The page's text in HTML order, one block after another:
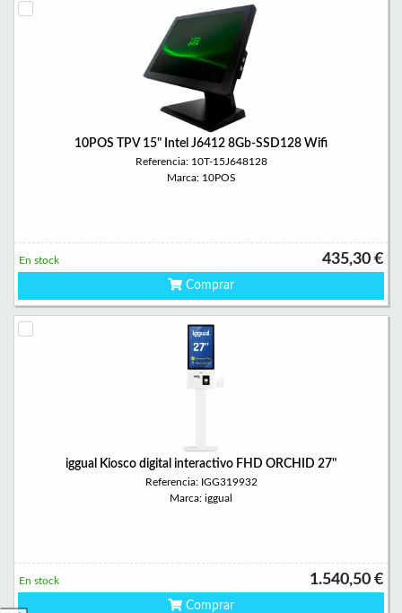
10POS TPV 15" Intel J6412 8Gb-SSD128 Wifi
Referencia: 10T-15J648128
Marca: 10POS
435,30 €
En stock
Comprar
iggual Kiosco digital interactivo FHD ORCHID 27"
Referencia: IGG319932
Marca: iggual
1.540,50 €
En stock
Comprar